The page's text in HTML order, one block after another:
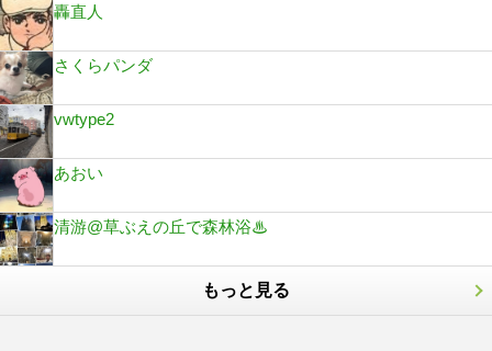
轟直人
さくらパンダ
vwtype2
あおい
清游@草ぶえの丘で森林浴♨︎
もっと見る